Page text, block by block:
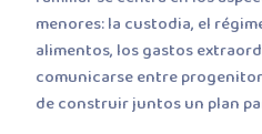
menores: la custodia, el
alimentos, los gastos
comunicarse entre
de construir juntos un plan